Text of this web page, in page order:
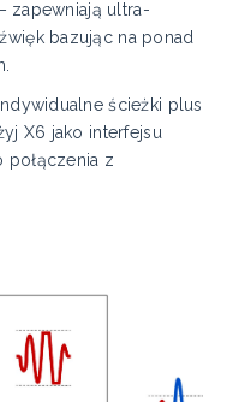
zapewniają ultra-
bazując na ponad
ścieżki plus
X6 jako interfejsu
z